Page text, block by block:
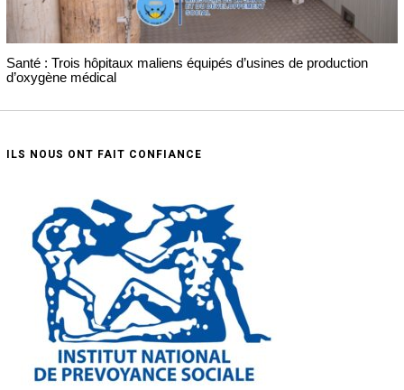
Santé : Trois hôpitaux maliens équipés d’usines de production
d’oxygène médical
ILS NOUS ONT FAIT CONFIANCE